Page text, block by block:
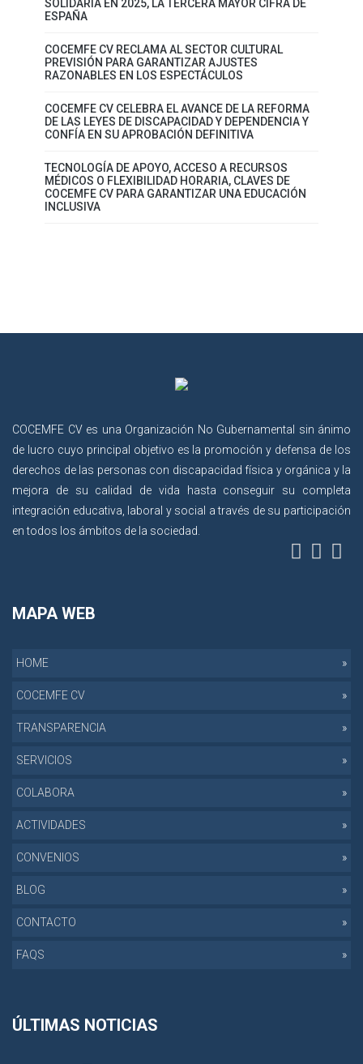
SOLIDARIA EN 2025, LA TERCERA MAYOR CIFRA DE
ESPAÑA
COCEMFE CV RECLAMA AL SECTOR CULTURAL
PREVISIÓN PARA GARANTIZAR AJUSTES
RAZONABLES EN LOS ESPECTÁCULOS
COCEMFE CV CELEBRA EL AVANCE DE LA REFORMA
DE LAS LEYES DE DISCAPACIDAD Y DEPENDENCIA Y
CONFÍA EN SU APROBACIÓN DEFINITIVA
TECNOLOGÍA DE APOYO, ACCESO A RECURSOS
MÉDICOS O FLEXIBILIDAD HORARIA, CLAVES DE
COCEMFE CV PARA GARANTIZAR UNA EDUCACIÓN
INCLUSIVA
COCEMFE CV es una Organización No Gubernamental sin ánimo
de lucro cuyo principal objetivo es la promoción y defensa de los
derechos de las personas con discapacidad física y orgánica y la
mejora de su calidad de vida hasta conseguir su completa
integración educativa, laboral y social a través de su participación
en todos los ámbitos de la sociedad.
MAPA WEB
HOME
COCEMFE CV
TRANSPARENCIA
SERVICIOS
COLABORA
ACTIVIDADES
CONVENIOS
BLOG
CONTACTO
FAQS
ÚLTIMAS NOTICIAS